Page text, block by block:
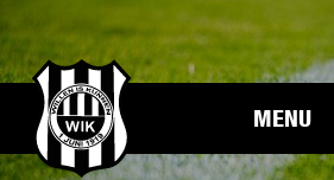
MENU